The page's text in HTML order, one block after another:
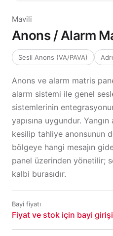
Mavili
Anons / Alarm
Sesli Anons (VA/PAVA)
Anons ve alarm matris
alarm sistemi ile genel
sistemlerinin
yapısına uygundur. Yangın
kesilip tahliye anonsunun
bölgeye hangi mesajın
panel üzerinden yönetilir;
kalbi burasıdır.
Bayi fiyatı
Fiyat ve stok için bayi